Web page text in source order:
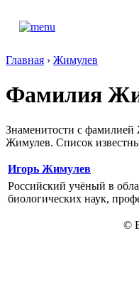
Главная › Жимулев
Фамилия
Знаменитости с
Жимулев. Список
Игорь Жимулев
Российский учёный в
биологических наук,
©